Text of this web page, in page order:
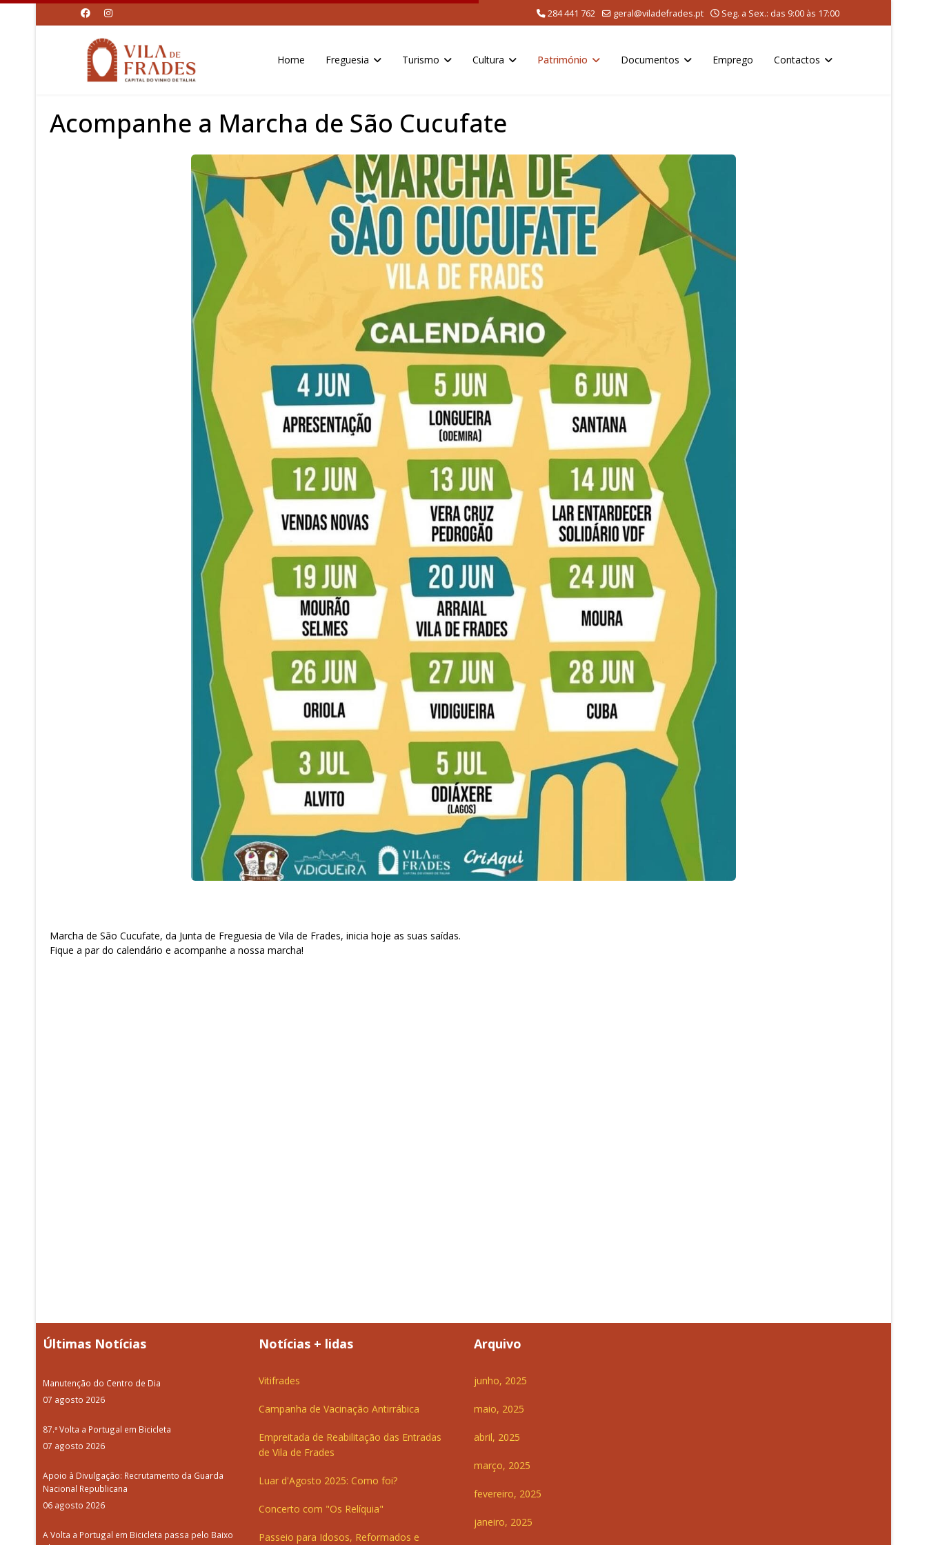
284 441 762 geral@viladefrades.pt Seg. a Sex.: das 9:00 às 17:00
Home Freguesia Turismo Cultura Património Documentos Emprego Contactos
Acompanhe a Marcha de São Cucufate
Marcha de São Cucufate, da Junta de Freguesia de Vila de Frades, inicia hoje as suas saídas.
Fique a par do calendário e acompanhe a nossa marcha!
Últimas Notícias
Manutenção do Centro de Dia
07 agosto 2026
87.ª Volta a Portugal em Bicicleta
07 agosto 2026
Apoio à Divulgação: Recrutamento da Guarda
Nacional Republicana
06 agosto 2026
A Volta a Portugal em Bicicleta passa pelo Baixo
Notícias + lidas
Vitifrades
Campanha de Vacinação Antirrábica
Empreitada de Reabilitação das Entradas
de Vila de Frades
Luar d'Agosto 2025: Como foi?
Concerto com "Os Relíquia"
Passeio para Idosos, Reformados e
Arquivo
junho, 2025
maio, 2025
abril, 2025
março, 2025
fevereiro, 2025
janeiro, 2025